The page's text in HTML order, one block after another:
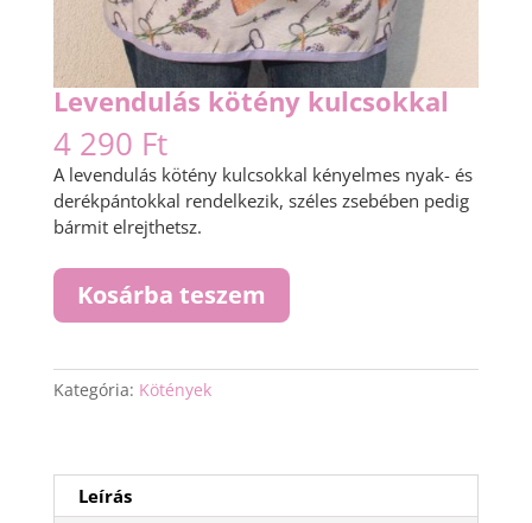
Levendulás kötény kulcsokkal
4 290 Ft
A levendulás kötény kulcsokkal kényelmes nyak- és
derékpántokkal rendelkezik, széles zsebében pedig
bármit elrejthetsz.
Levendulás
kötény
Kosárba teszem
Kategória: Kötények
Leírás